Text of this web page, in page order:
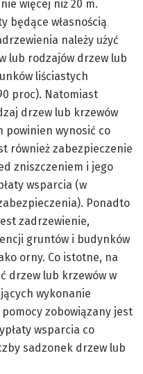
więcej niż 20 m.
będące własnością
należy użyć
lub rodzajów drzew lub
liściastych
proc). Natomiast
drzew lub krzewów
powinien wynosić co
również zabezpieczenie
zniszczeniem i jego
wsparcia (w
Ponadto
zadrzewienie,
gruntów i budynków
orny. Co istotne, na
drzew lub krzewów w
wykonanie
zobowiązany jest
wsparcia co
sadzonek drzew lub